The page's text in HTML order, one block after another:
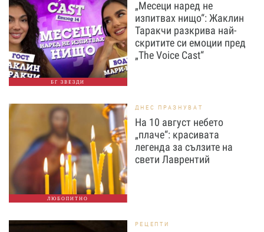
БГ ЗВЕЗДИ
„Месеци наред не
изпитвах нищо“: Жаклин
Таракчи разкрива най-
скритите си емоции пред
„The Voice Cast“
ЛЮБОПИТНО
ДНЕС ПРАЗНУВАТ
На 10 август небето
„плаче“: красивата
легенда за сълзите на
свети Лаврентий
РЕЦЕПТИ